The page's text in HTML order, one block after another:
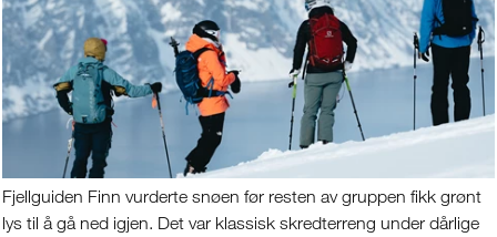
Fjellguiden Finn vurderte snøen før resten av gruppen fikk grønt
lys til å gå ned igjen. Det var klassisk skredterreng under dårlige